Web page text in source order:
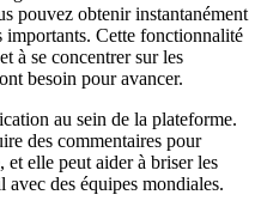
pouvez obtenir instantanément
importants. Cette fonctionnalité
à se concentrer sur les
besoin pour avancer.
au sein de la plateforme.
des commentaires pour
et elle peut aider à briser les
des équipes mondiales.